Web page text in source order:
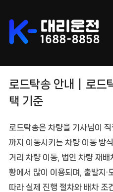
content
로드탁송 안내｜로드
택 기준
로드탁송은 차량을 기사님이
까지 이동시키는 차량 이동 방
거리 차량 이동, 법인 차량 재
황에서 많이 이용되며, 출발지·
따라 실제 진행 절차와 배차 조